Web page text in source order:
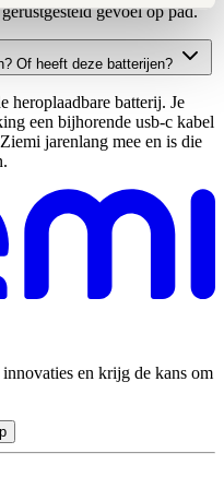
gevoel op pad.
Of heeft deze batterijen?
heroplaadbare batterij. Je
een bijhorende usb-c kabel
jarenlang mee en is die
en krijg de kans om